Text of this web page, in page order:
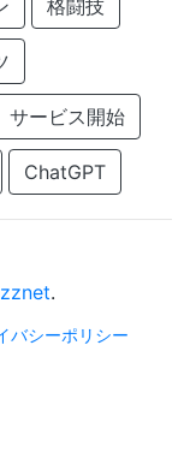
格闘技
サービス開始
ChatGPT
.
バシーポリシー